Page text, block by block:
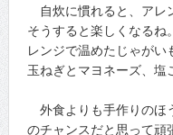
自炊に慣れると、アレ
そうすると楽しくなる
レンジで温めたじゃが
玉ねぎとマヨネーズ、塩
外食よりも手作りのほ
のチャンスだと思って頑